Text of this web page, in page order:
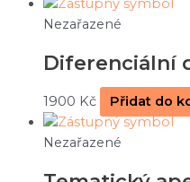
Nezařazené
Diferenciální
1900 Kč Přidat do
Nezařazené